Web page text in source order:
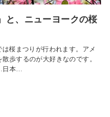
と、ニューヨークの桜
桜まつりが行われます。アメ
歩するのが大好きなのです。
日本…